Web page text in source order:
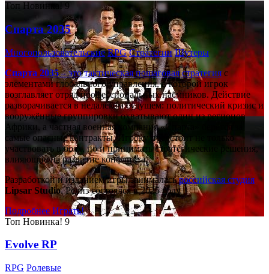
Топ Новинка! 9
Спарта 2035
Многопользовательские RPG Стратегии Шутеры
Спарта 2035– это тактическаяпошаговая стратегияс
элементами глобального управления, в которой игрок
возглавляет отряд профессиональных наёмников. Действие
разворачивается в недалёком будущем: политический кризис и
вооружённые группировки охватывают один из регионов
Африки, а частная военная компания «Спарта» берётся за
самые опасные контракты. Игроку предстоит не только
участвовать в боях, но и принимать стратегические решения,
влияющие на развитие конфликта.
Разработкой и изданием игры занималасьроссийская студия
Lipsar Studio. Релиз состоялся в 2025 году.
Подробнее Играть!
Топ Новинка! 9
Evolve RP
RPG Ролевые